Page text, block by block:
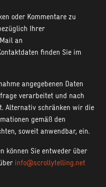
oder Kommentare zu
Ihrer
an
finden Sie im
angegebenen Daten
verarbeitet und nach
Alternativ schränken wir die
gemäß den
soweit anwendbar, ein.
können Sie entweder über
info@scrollytelling.net